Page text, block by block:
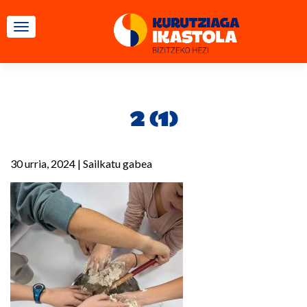
TOGGLE NAVIGATION
2 (1)
30 urria, 2024 | Sailkatu gabea